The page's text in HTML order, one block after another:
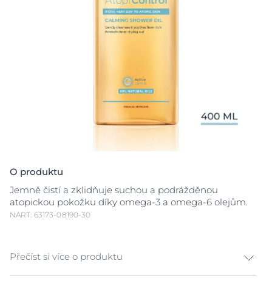
O produktu
Jemně čistí a zklidňuje suchou a podrážděnou
atopickou pokožku díky omega-3 a omega-6 olejům.
NART: 63173-08190-30
Přečíst si více o produktu